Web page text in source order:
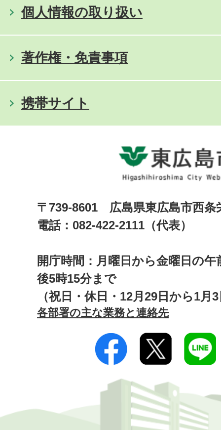
個人情報の取り扱い
著作権・免責事項
携帯サイト
〒739-8601 広島県東広島市西
電話：082-422-2111（代表）
開庁時間：月曜日から金曜日の午
後5時15分まで
（祝日・休日・12月29日から1月
各部署の主な業務と連絡先